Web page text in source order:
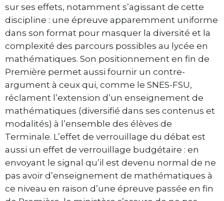
sur ses effets, notamment s’agissant de cette
discipline : une épreuve apparemment uniforme
dans son format pour masquer la diversité et la
complexité des parcours possibles au lycée en
mathématiques. Son positionnement en fin de
Première permet aussi fournir un contre-
argument à ceux qui, comme le SNES-FSU,
réclament l’extension d’un enseignement de
mathématiques (diversifié dans ses contenus et
modalités) à l’ensemble des élèves de
Terminale. L’effet de verrouillage du débat est
aussi un effet de verrouillage budgétaire : en
envoyant le signal qu’il est devenu normal de ne
pas avoir d’enseignement de mathématiques à
ce niveau en raison d’une épreuve passée en fin